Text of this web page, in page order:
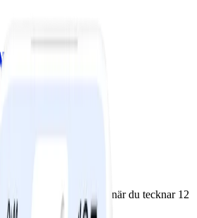
nu! Spara 50% när du tecknar 12
medlemskap.